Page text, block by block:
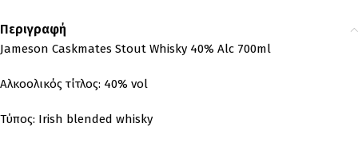
Περιγραφή
Jameson Caskmates Stout Whisky 40% Alc 700ml
Αλκοολικός τίτλος: 40% vol
Τύπος: Irish blended whisky